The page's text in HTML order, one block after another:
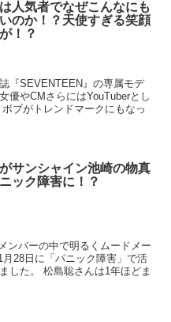
人気者でなぜこんなにも
のか！？天使すぎる笑顔
！？
『SEVENTEEN』の専属モデ
優やCMさらにはYouTuberとし
ブがトレンドマークにもなっ
サンシャイン池崎の物真
ック障害に！？
ンバーの中で明るくムードメー
28日に「パニック障害」で活
した。 松島聡さんは1年ほどま